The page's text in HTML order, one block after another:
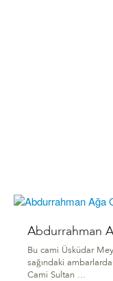
Abdurrahman
Bu cami Üsküdar
sağındaki
Cami Sultan ...